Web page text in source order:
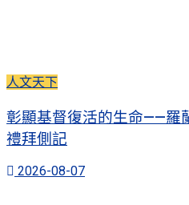
人文天下
彰顯基督復活的生命——羅
禮拜側記
2026-08-07